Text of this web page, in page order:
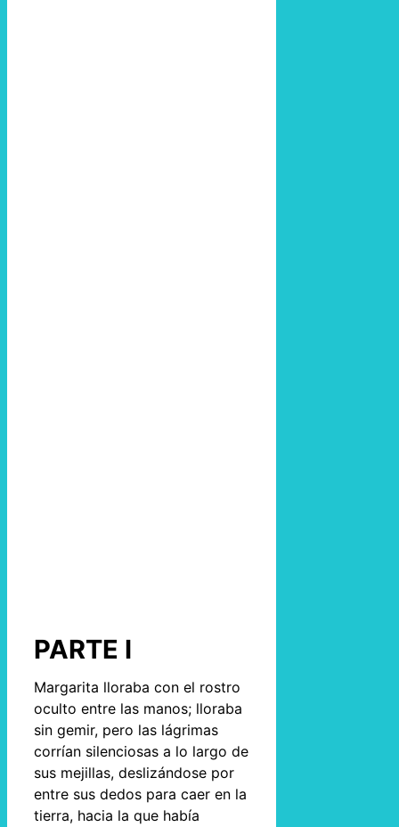
PARTE I
Margarita lloraba con el rostro
oculto entre las manos; lloraba
sin gemir, pero las lágrimas
corrían silenciosas a lo largo de
sus mejillas, deslizándose por
entre sus dedos para caer en la
tierra, hacia la que había